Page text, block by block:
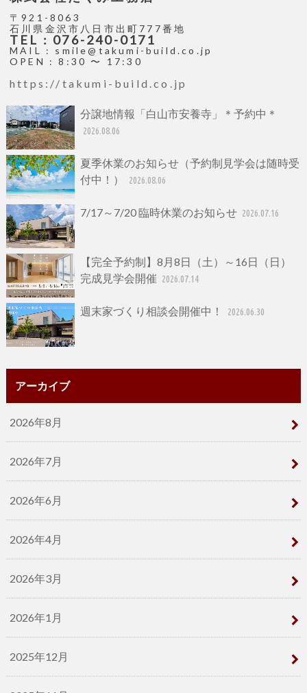
〒921-8063
石川県金沢市八日市出町777番地
TEL : 076-240-0171
MAIL : smile@takumi-build.co.jp
OPEN : 8:30 〜 17:30
https://takumi-build.co.jp
分譲地情報「白山市安養寺」＊予約中＊
2026.08.06
夏季休業のお知らせ（予約制見学会は随時受
付中！）
2026.08.06
7/17～7/20 臨時休業のお知らせ 2026.07.16
【完全予約制】8月8日（土）～16日（日）
完成見学会開催 2026.07.14
週末家づくり相談会開催中！ 2026.06.30
アーカイブ
2026年8月
2026年7月
2026年6月
2026年4月
2026年3月
2026年1月
2025年12月